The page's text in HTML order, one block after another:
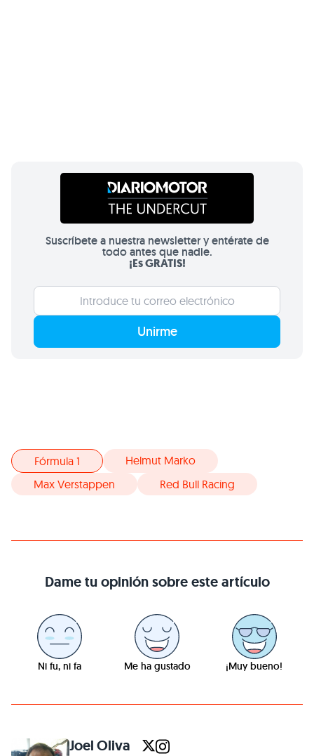
Suscríbete a nuestra newsletter y entérate de
todo antes que nadie.
¡Es GRATIS!
Unirme
Fórmula 1
Helmut Marko
Max Verstappen
Red Bull Racing
Dame tu opinión sobre este artículo
Ni fu, ni fa Me ha gustado ¡Muy bueno!
Joel Oliva